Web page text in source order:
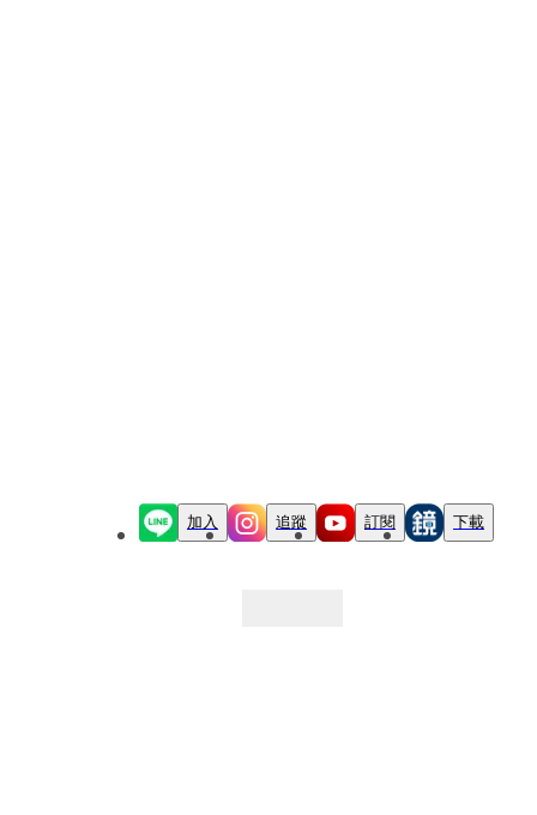
加入 追蹤 訂閱 下載